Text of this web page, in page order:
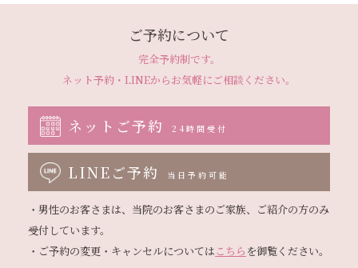
ご予約について
完全予約制です。
ネット予約・LINEからお気軽にご相談ください。
ネットご予約 24時間受付
LINEご予約 当日予約可能
・男性のお客さまは、当院のお客さまのご家族、ご紹介の方のみ
受付しています。
・ご予約の変更・キャンセルについてはこちら